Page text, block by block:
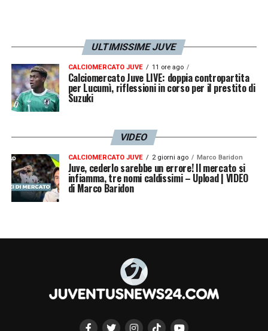
ULTIMISSIME JUVE
CALCIOMERCATO JUVE 11 ore ago
Calciomercato Juve LIVE: doppia contropartita
per Lucumì, riflessioni in corso per il prestito di
Suzuki
VIDEO
CALCIOMERCATO JUVE 2 giorni ago Marco Baridon
Juve, cederlo sarebbe un errore! Il mercato si
infiamma, tre nomi caldissimi – Upload | VIDEO
di Marco Baridon